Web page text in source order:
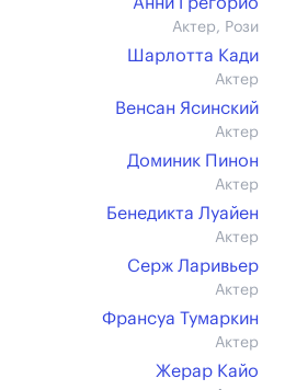
Актер, Рози
Шарлотта Кади
Актер
Венсан Ясинский
Актер
Доминик Пинон
Актер
Бенедикта Луайен
Актер
Серж Ларивьер
Актер
Франсуа Тумаркин
Актер
Жерар Кайо